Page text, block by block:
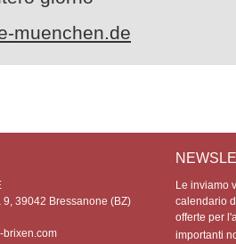
muenchen.de
39042 Bressanone (BZ)
brixen.com
Le inviamo
calendario
offerte per
importanti